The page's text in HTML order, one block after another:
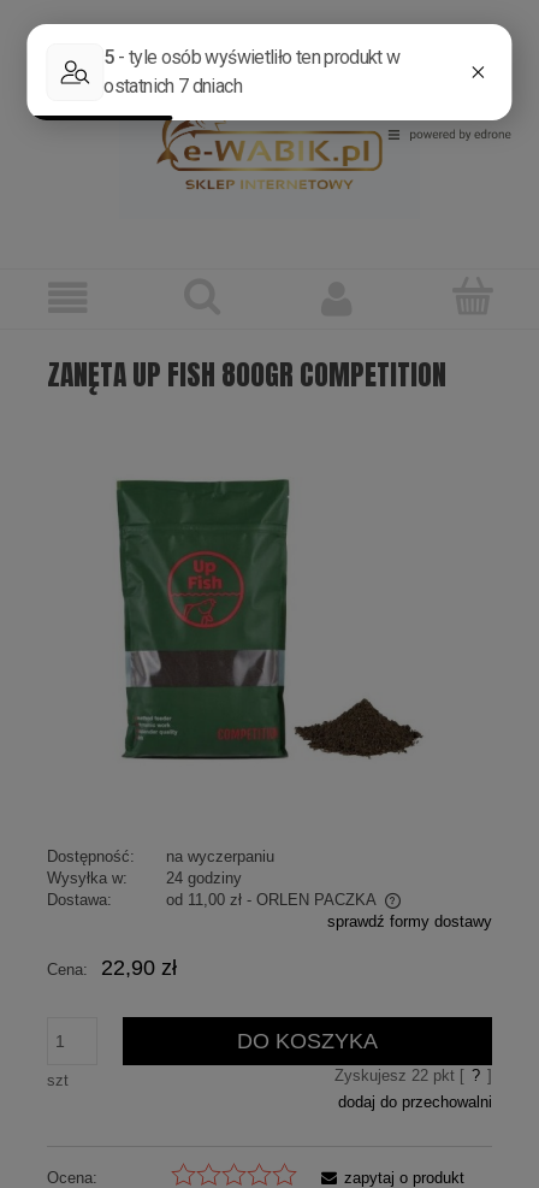
ZANĘTA UP FISH 800GR COMPETITION
Dostępność:
na wyczerpaniu
Wysyłka w:
24 godziny
Dostawa:
od 11,00 zł - ORLEN PACZKA
Cena nie zawiera ewentualnych kosztów płatności
sprawdź formy dostawy
Cena: 22,90 zł
szt
DO KOSZYKA
Zyskujesz 22pkt [ ? ]
dodaj do przechowalni
Ocena:
zapytaj o produkt